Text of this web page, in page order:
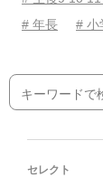
# 年長
# 小
セレクト